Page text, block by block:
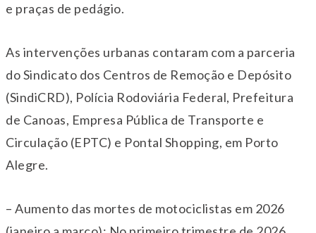
e praças de pedágio.
As intervenções urbanas contaram com a parceria
do Sindicato dos Centros de Remoção e Depósito
(SindiCRD), Polícia Rodoviária Federal, Prefeitura
de Canoas, Empresa Pública de Transporte e
Circulação (EPTC) e Pontal Shopping, em Porto
Alegre.
– Aumento das mortes de motociclistas em 2026